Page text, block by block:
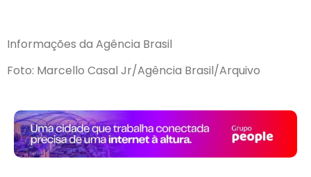
Informações da Agência Brasil
Foto: Marcello Casal Jr/Agência Brasil/Arquivo